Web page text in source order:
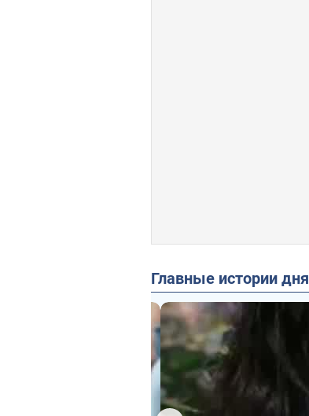
Главные истории дня